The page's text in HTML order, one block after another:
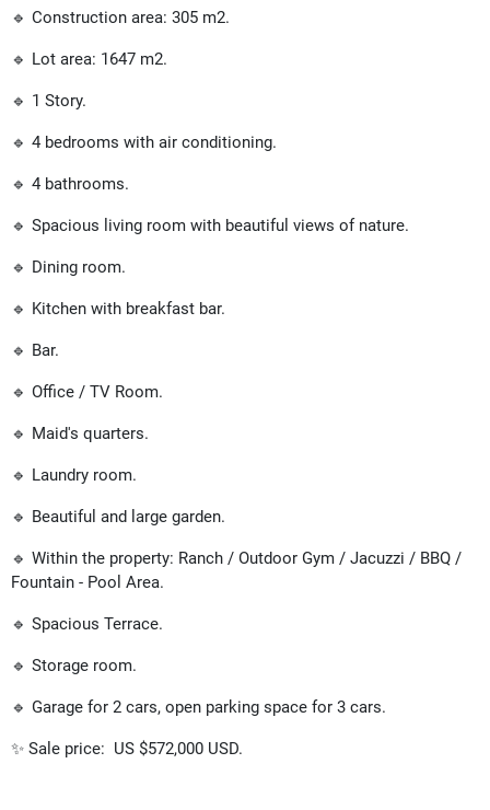
🔹 Construction area: 305 m2.
🔹 Lot area: 1647 m2.
🔹 1 Story.
🔹 4 bedrooms with air conditioning.
🔹 4 bathrooms.
🔹 Spacious living room with beautiful views of nature.
🔹 Dining room.
🔹 Kitchen with breakfast bar.
🔹 Bar.
🔹 Office / TV Room.
🔹 Maid's quarters.
🔹 Laundry room.
🔹 Beautiful and large garden.
🔹 Within the property: Ranch / Outdoor Gym / Jacuzzi / BBQ /
Fountain - Pool Area.
🔹 Spacious Terrace.
🔹 Storage room.
🔹 Garage for 2 cars, open parking space for 3 cars.
✨ Sale price: US $572,000 USD.